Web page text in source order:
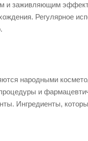
и заживляющим
Регулярное
народными
и
Ингредиенты,